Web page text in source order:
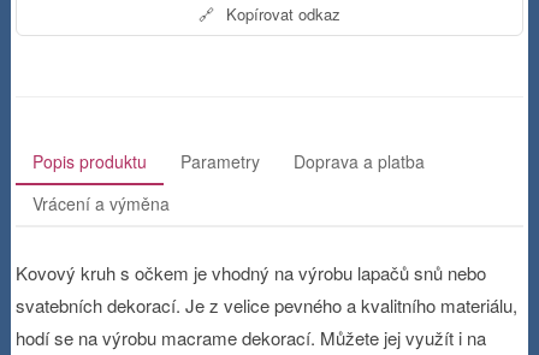
🔗 Kopírovat odkaz
Popis produktu Parametry
Doprava a platba
Vrácení a výměna
Kovový kruh s očkem je vhodný na výrobu lapačů snů nebo
svatebních dekorací. Je z velice pevného a kvalitního materiálu,
hodí se na výrobu macrame dekorací. Můžete jej využít i na